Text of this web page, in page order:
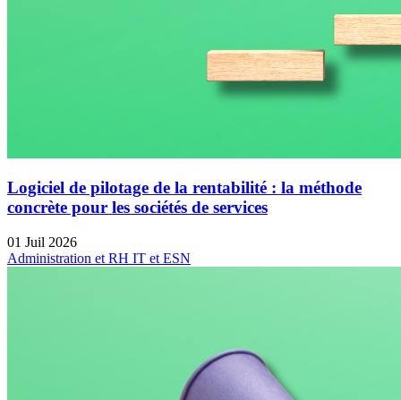
Logiciel de pilotage de la rentabilité : la méthode
concrète pour les sociétés de services
01 Juil 2026
Administration et RH IT et ESN